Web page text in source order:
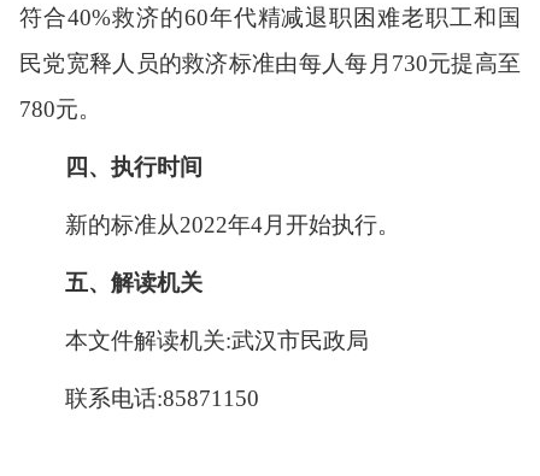
符合40%救济的60年代精减退职困难老职工和国
民党宽释人员的救济标准由每人每月 730元提高至
780元。
四、执行时间
新的标准从2022年4月开始执行。
五、解读机关
本文件解读机关:武汉市民政局
联系电话:85871150